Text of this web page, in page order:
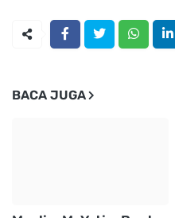
BACA JUGA